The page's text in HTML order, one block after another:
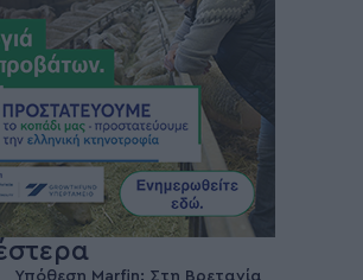
Υπόθεση Marfin: Στη Βρετανία